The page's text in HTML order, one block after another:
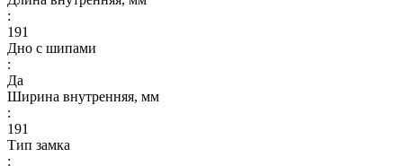
:
191
Дно с шипами
:
Да
Ширина внутренняя, мм
:
191
Тип замка
: